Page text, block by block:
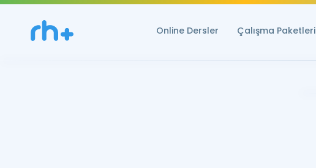
Online Dersler Çalışma Paketleri